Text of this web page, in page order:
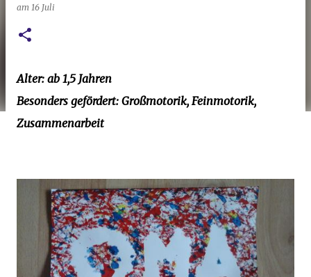
am 16 Juli
Alter: ab 1,5 Jahren
Besonders gefördert: Großmotorik, Feinmotorik,
Zusammenarbeit